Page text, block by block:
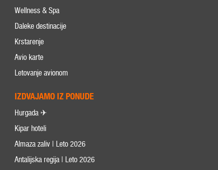
Wellness & Spa
Daleke destinacije
Krstarenje
Avio karte
Letovanje avionom
IZDVAJAMO IZ PONUDE
Hurgada ✈
Kipar hoteli
Almaza zaliv | Leto 2026
Antalijska regija | Leto 2026